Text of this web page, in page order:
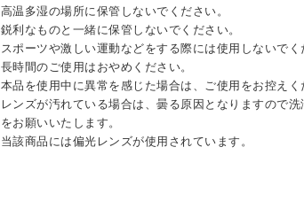
温多湿の場所に保管しないでください。
利なものと一緒に保管しないでください。
ポーツや激しい運動などをする際には使用しないでく
時間のご使用はおやめください。
品を使用中に異常を感じた場合は、ご使用をお控えく
ンズが汚れている場合は、曇る原因となりますので洗
お願いいたします。
該商品には偏光レンズが使用されています。